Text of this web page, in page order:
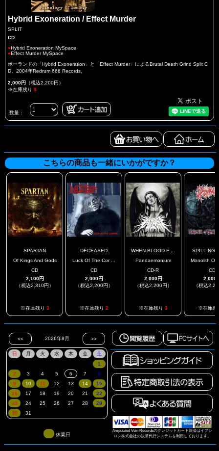
Hybrid Exoneration / Effect Murder
SPLIT
CD
●Hybrid Exoneration MySpace
●Effect Murder MySpace
ポーランドの「Hybrid Exoneration」と「Effect Murder」によるBrutal Death Grind Split C
D。2004年Redrum 666 Records。
2,000円 （税込2,200円）
※在庫残り 5
数量：
こちらの商品も一緒にいかがですか？
SPARTAN
Of Kings And Gods
CD
2,100円
（税込2,310円）
※在庫残り 3
DECEASED
Luck Of The Cor ...
CD
2,000円
（税込2,200円）
※在庫残り 2
WHEN BLOOD F ...
Pandaemonium
CD-R
2,000円
（税込2,200円）
※在庫残り 3
SPILLING
Monolith Of
CD
2,000
（税込
※在庫残
Amputated Vein Recordsのクレジットカード決済はイプシ
ロン株式会社の決済代行システムを利用しております。
休業日